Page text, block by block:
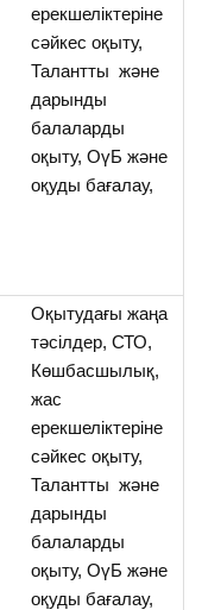
ерекшеліктеріне
сәйкес оқыту,
Талантты және
дарынды
балаларды
оқыту, ОүБ және
оқуды бағалау,
Оқытудағы жаңа
тәсілдер, СТО,
Көшбасшылық,
жас
ерекшеліктеріне
сәйкес оқыту,
Талантты және
дарынды
балаларды
оқыту, ОүБ және
оқуды бағалау,